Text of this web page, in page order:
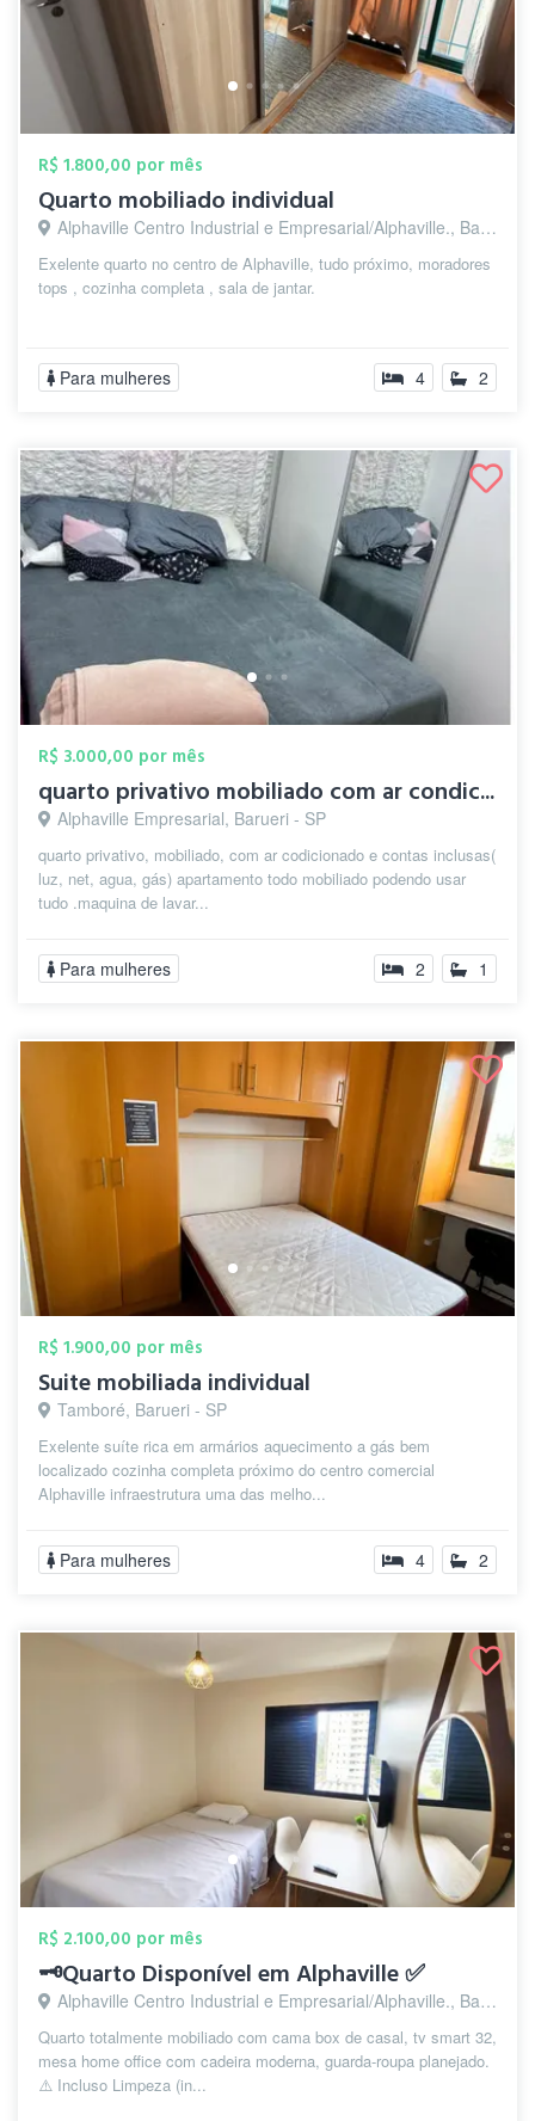
R$ 1.800,00 por mês
Quarto mobiliado individual
Alphaville Centro Industrial e Empresarial/Alphaville., Barueri - SP
Exelente quarto no centro de Alphaville, tudo próximo, moradores
tops , cozinha completa , sala de jantar.
Para mulheres 4 2
R$ 3.000,00 por mês
quarto privativo mobiliado com ar condic...
Alphaville Empresarial, Barueri - SP
quarto privativo, mobiliado, com ar codicionado e contas inclusas(
luz, net, agua, gás) apartamento todo mobiliado podendo usar
tudo .maquina de lavar...
Para mulheres 2 1
R$ 1.900,00 por mês
Suite mobiliada individual
Tamboré, Barueri - SP
Exelente suíte rica em armários aquecimento a gás bem
localizado cozinha completa próximo do centro comercial
Alphaville infraestrutura uma das melho...
Para mulheres 4 2
R$ 2.100,00 por mês
🗝️Quarto Disponível em Alphaville ✅
Alphaville Centro Industrial e Empresarial/Alphaville., Barueri - SP
Quarto totalmente mobiliado com cama box de casal, tv smart 32,
mesa home office com cadeira moderna, guarda-roupa planejado.
⚠️ Incluso Limpeza (in...